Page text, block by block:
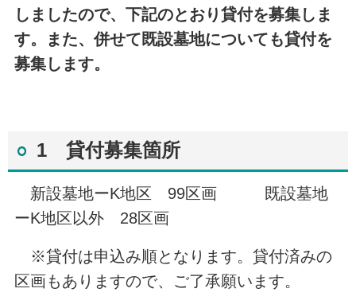
しましたので、下記のとおり貸付を募集しま
す。また、併せて既設墓地についても貸付を
募集します。
1 貸付募集箇所
新設墓地ーK地区 99区画 既設墓地
ーK地区以外 28区画
※貸付は申込み順となります。貸付済みの
区画もありますので、ご了承願います。